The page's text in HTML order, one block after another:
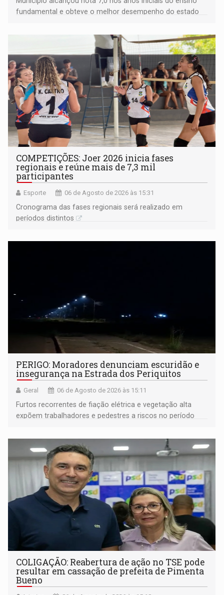
fundamental e obteve o melhor desempenho do estado
COMPETIÇÕES: Joer 2026 inicia fases
regionais e reúne mais de 7,3 mil
participantes
Esporte 06 de Agosto de 2026 às 15:31
Cronograma das fases regionais será realizado em
períodos distintos
PERIGO: Moradores denunciam escuridão e
insegurança na Estrada dos Periquitos
Geral 06 de Agosto de 2026 às 15:11
Furtos recorrentes de fiação elétrica e vegetação alta
expõem trabalhadores e pedestres a riscos no período
COLIGAÇÃO: Reabertura de ação no TSE pode
resultar em cassação de prefeita de Pimenta
Bueno